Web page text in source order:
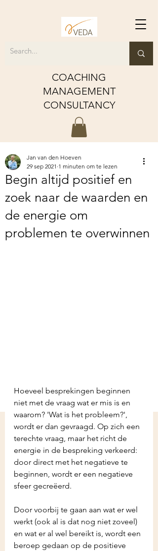
COACHING
MANAGEMENT
CONSULTANCY
Begin altijd positief en
zoek naar de waarden en
de energie om
problemen te overwinnen
Jan van den Hoeven
29 sep 2021 1 minuten om te lezen
Hoeveel besprekingen beginnen
niet met de vraag wat er mis is en
waarom? 'Wat is het probleem?',
wordt er dan gevraagd. Op zich een
terechte vraag, maar het richt de
energie in de bespreking verkeerd:
door direct met het negatieve te
beginnen, wordt er een negatieve
sfeer gecreëerd.
Door voorbij te gaan aan wat er wel
werkt (ook al is dat nog niet zoveel)
en wat er al wel bereikt is, wordt een
beroep gedaan op de positieve